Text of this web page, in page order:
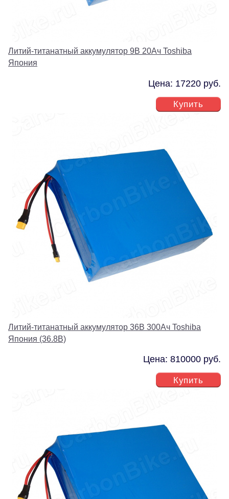
Литий-титанатный аккумулятор 9В 20Ач Toshiba
Япония
Цена: 17220 руб.
Купить
Литий-титанатный аккумулятор 36В 300Ач Toshiba
Япония (36.8В)
Цена: 810000 руб.
Купить